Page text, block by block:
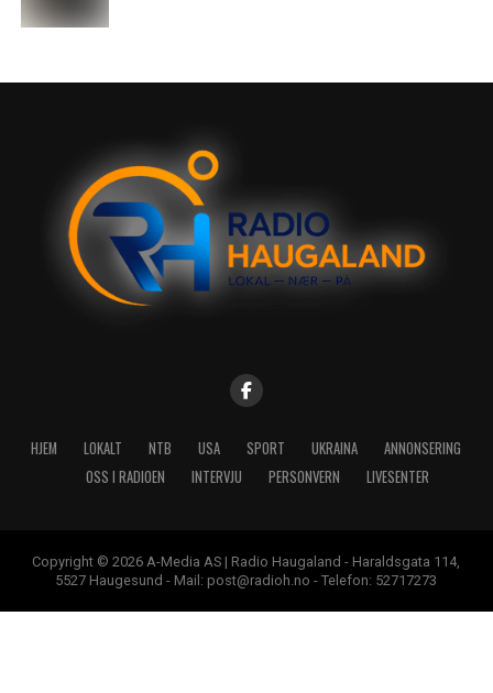
HJEM LOKALT NTB USA SPORT UKRAINA
ANNONSERING
OSS I RADIOEN
INTERVJU PERSONVERN LIVESENTER
Copyright © 2026 A-Media AS | Radio Haugaland - Haraldsgata 114,
5527 Haugesund - Mail: post@radioh.no - Telefon: 52717273